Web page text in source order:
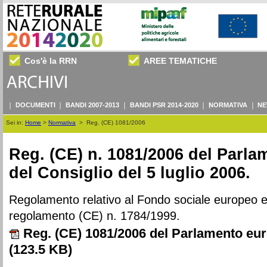
Cos'è la RRN AREE TEMATICHE
DOCUMENTI BANDI 2007-2013 BANDI PSR 2014-2020 NORMATIVA
Sei in: Home > Normativa > Reg. (CE) 1081/2006
Reg. (CE) n. 1081/2006 del
del Consiglio del 5 luglio 2006.
Regolamento relativo al Fondo sociale europeo
regolamento (CE) n. 1784/1999.
Reg. (CE) 1081/2006 del Parlamento
(123.5 KB)